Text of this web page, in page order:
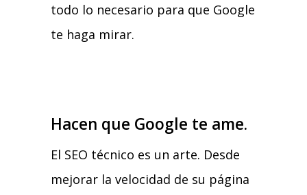
todo lo necesario para que Google
te haga mirar.
Hacen que Google te ame.
El SEO técnico es un arte. Desde
mejorar la velocidad de su página